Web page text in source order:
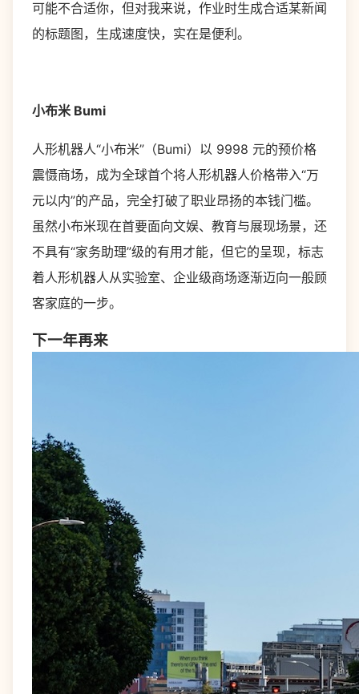
可能不合适你，但对我来说，作业时生成合适某新闻
的标题图，生成速度快，实在是便利。
小布米 Bumi
人形机器人“小布米”（Bumi）以 9998 元的预价格
震慑商场，成为全球首个将人形机器人价格带入“万
元以内”的产品，完全打破了职业昂扬的本钱门槛。
虽然小布米现在首要面向文娱、教育与展现场景，还
不具有“家务助理”级的有用才能，但它的呈现，标志
着人形机器人从实验室、企业级商场逐渐迈向一般顾
客家庭的一步。
下一年再来